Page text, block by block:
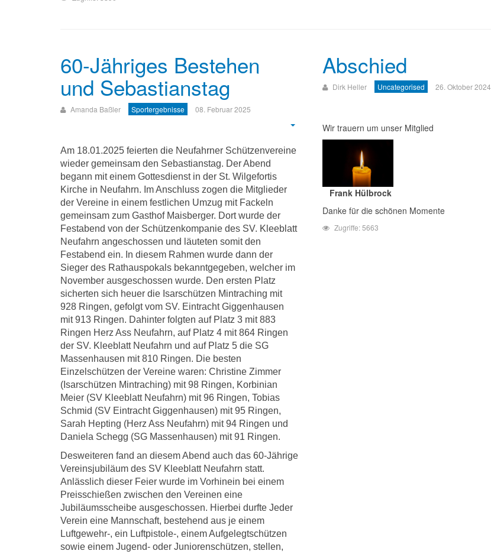
60-Jähriges Bestehen
und Sebastianstag
Amanda Baßler Sportergebnisse 08. Februar 2025
Am 18.01.2025 feierten die Neufahrner Schützenvereine
wieder gemeinsam den Sebastianstag. Der Abend
begann mit einem Gottesdienst in der St. Wilgefortis
Kirche in Neufahrn. Im Anschluss zogen die Mitglieder
der Vereine in einem festlichen Umzug mit Fackeln
gemeinsam zum Gasthof Maisberger. Dort wurde der
Festabend von der Schützenkompanie des SV. Kleeblatt
Neufahrn angeschossen und läuteten somit den
Festabend ein. In diesem Rahmen wurde dann der
Sieger des Rathauspokals bekanntgegeben, welcher im
November ausgeschossen wurde. Den ersten Platz
sicherten sich heuer die Isarschützen Mintraching mit
928 Ringen, gefolgt vom SV. Eintracht Giggenhausen
mit 913 Ringen. Dahinter folgten auf Platz 3 mit 883
Ringen Herz Ass Neufahrn, auf Platz 4 mit 864 Ringen
der SV. Kleeblatt Neufahrn und auf Platz 5 die SG
Massenhausen mit 810 Ringen. Die besten
Einzelschützen der Vereine waren: Christine Zimmer
(Isarschützen Mintraching) mit 98 Ringen, Korbinian
Meier (SV Kleeblatt Neufahrn) mit 96 Ringen, Tobias
Schmid (SV Eintracht Giggenhausen) mit 95 Ringen,
Sarah Hepting (Herz Ass Neufahrn) mit 94 Ringen und
Daniela Schegg (SG Massenhausen) mit 91 Ringen.
Desweiteren fand an diesem Abend auch das 60-Jährige
Vereinsjubiläum des SV Kleeblatt Neufahrn statt.
Anlässlich dieser Feier wurde im Vorhinein bei einem
Preisschießen zwischen den Vereinen eine
Jubiläumsscheibe ausgeschossen. Hierbei durfte Jeder
Verein eine Mannschaft, bestehend aus je einem
Luftgewehr-, ein Luftpistole-, einem Aufgelegtschützen
sowie einem Jugend- oder Juniorenschützen, stellen,
Abschied
Dirk Heller Uncategorised 26. Oktober 2024
Wir trauern um unser Mitglied
Frank Hülbrock
Danke für die schönen Momente
Zugriffe: 5663